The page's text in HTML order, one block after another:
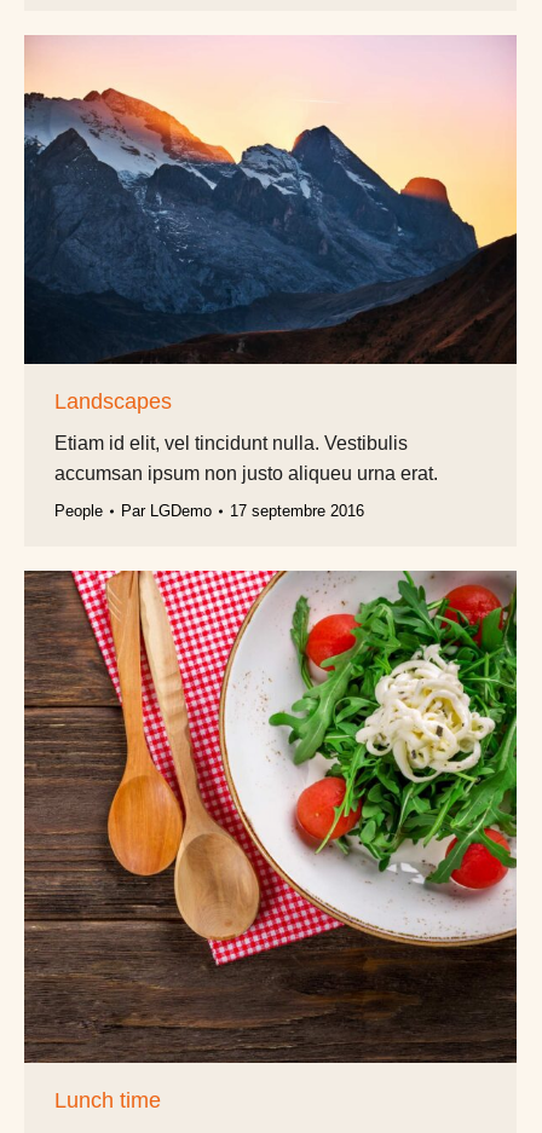
Landscapes
Etiam id elit, vel tincidunt nulla. Vestibulis
accumsan ipsum non justo aliqueu urna erat.
People Par LGDemo 17 septembre 2016
Lunch time